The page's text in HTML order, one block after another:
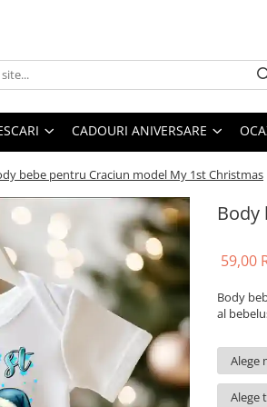
CADOURI ANIVERSARE
bebe pentru Craciun model My 1st Christmas
Body
59,00
Body
al